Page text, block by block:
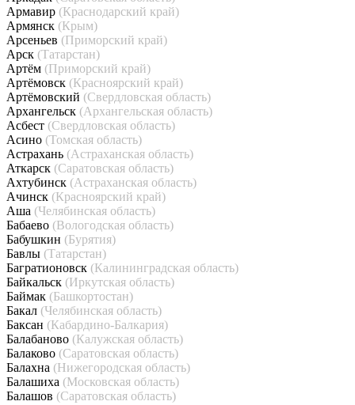
Армавир (Краснодарский край)
Армянск (Крым)
Арсеньев (Приморский край)
Арск (Татарстан)
Артём (Приморский край)
Артёмовск (Красноярский край)
Артёмовский (Свердловская область)
Архангельск (Архангельская область)
Асбест (Свердловская область)
Асино (Томская область)
Астрахань (Астраханская область)
Аткарск (Саратовская область)
Ахтубинск (Астраханская область)
Ачинск (Красноярский край)
Аша (Челябинская область)
Бабаево (Вологодская область)
Бабушкин (Бурятия)
Бавлы (Татарстан)
Багратионовск (Калининградская область)
Байкальск (Иркутская область)
Баймак (Башкортостан)
Бакал (Челябинская область)
Баксан (Кабардино-Балкария)
Балабаново (Калужская область)
Балаково (Саратовская область)
Балахна (Нижегородская область)
Балашиха (Московская область)
Балашов (Саратовская область)